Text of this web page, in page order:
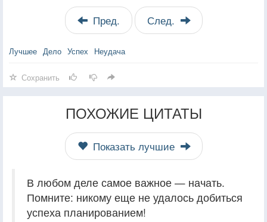
Пред. След.
Лучшее Дело Успех Неудача
Сохранить
ПОХОЖИЕ ЦИТАТЫ
Показать лучшие
В любом деле самое важное — начать.
Помните: никому еще не удалось добиться
успеха планированием!